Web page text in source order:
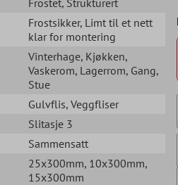
Frostsikker, Limt til et nett
klar for montering
Vinterhage, Kjøkken,
Vaskerom, Lagerrom, Gang,
Stue
Gulvflis, Veggfliser
Slitasje 3
Sammensatt
25x300mm, 10x300mm,
15x300mm